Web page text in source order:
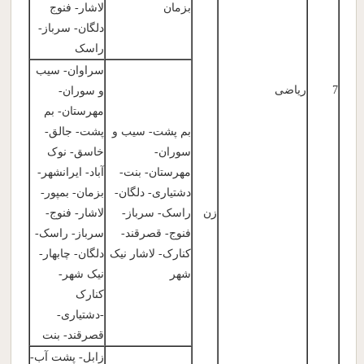
7 ریاضی
زن
بزمان
لاشار- فنوج
دلگان- سرباز-
راسک
بم پشت- سیب و
سوران-
مهرستان- بنت-
دشتیاری- دلگان-
راسک- سرباز-
فنوج- قصرقند-
کنارک- لاشار نیک
شهر
سراوان- سیب
و سوران-
مهرستان- بم
پشت- جالق-
خاسق- نوک
آباد- ایرانشهر-
بزمان- بمپور-
لاشار- فنوج-
سرباز- راسک-
دلگان- چابهار-
نیک شهر-
کنارک
-دشتیاری-
قصرقند- بنت
زابل- پشت آب-